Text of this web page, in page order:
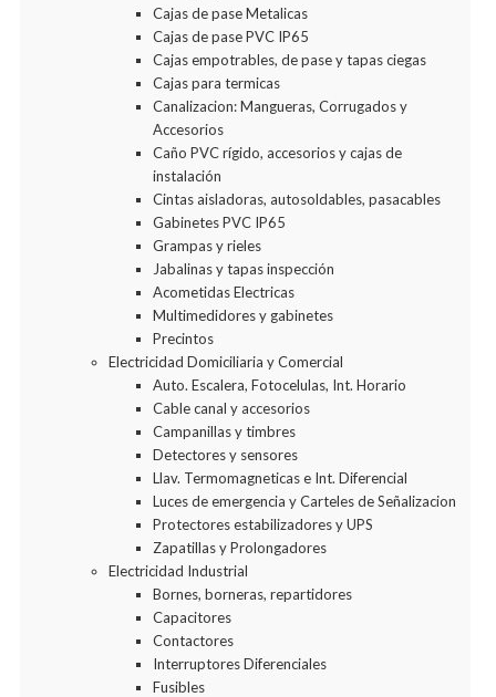
Cajas de pase Metalicas
Cajas de pase PVC IP65
Cajas empotrables, de pase y tapas ciegas
Cajas para termicas
Canalizacion: Mangueras, Corrugados y
Accesorios
Caño PVC rígido, accesorios y cajas de
instalación
Cintas aisladoras, autosoldables, pasacables
Gabinetes PVC IP65
Grampas y rieles
Jabalinas y tapas inspección
Acometidas Electricas
Multimedidores y gabinetes
Precintos
Electricidad Domiciliaria y Comercial
Auto. Escalera, Fotocelulas, Int. Horario
Cable canal y accesorios
Campanillas y timbres
Detectores y sensores
Llav. Termomagneticas e Int. Diferencial
Luces de emergencia y Carteles de Señalizacion
Protectores estabilizadores y UPS
Zapatillas y Prolongadores
Electricidad Industrial
Bornes, borneras, repartidores
Capacitores
Contactores
Interruptores Diferenciales
Fusibles